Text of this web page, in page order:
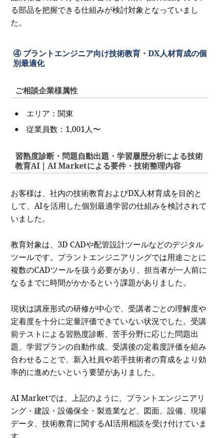
る部品を把握できる仕組みが検討対象となっていまし
た。
④ プラントエンジニア向け技術教育・DX人材育成の個
別最適化
ご相談企業様属性
エリア：関東
従業員数：1,001人〜
習熟度診断・問題自動出題・学習履歴分析による技術
教育AI｜AI Marketによる要件・技術整理内容
お客様は、社内の技術教育およびDX人材育成を目的と
して、AIを活用した個別最適学習の仕組みを検討されて
いました。
教育対象は、3D CADや配管設計ツールなどのデジタル
ツールです。プラントエンジニアリングでは用途ごとに
複数のCADツールを扱う必要があり、担当者が一人前に
なるまでに時間がかかるという課題がありました。
現状は講座形式の研修が中心で、受講者ごとの理解度や
定着度を十分に定量評価できていない状況でした。受講
前テストによる習熟度診断、苦手分野に応じた問題出
題、学習プランの自動作成、受講後の定着度評価を組み
合わせることで、新入社員や若手技術者の育成をより効
率的に進めたいという要望がありました。
AI Marketでは、上記のように、プラントエンジニアリ
ング・建設・設備保全・製造業など、図面、設備、現場
データ、技術教育に関するAI活用相談を受け付けていま